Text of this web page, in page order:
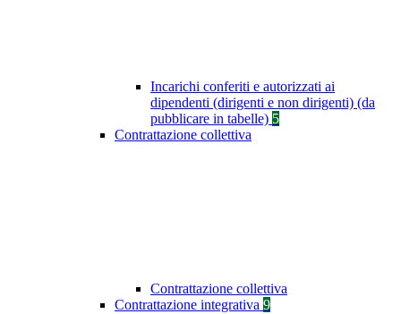
Incarichi conferiti e autorizzati ai
dipendenti (dirigenti e non dirigenti) (da
pubblicare in tabelle) 5
Contrattazione collettiva
Contrattazione collettiva
Contrattazione integrativa 9